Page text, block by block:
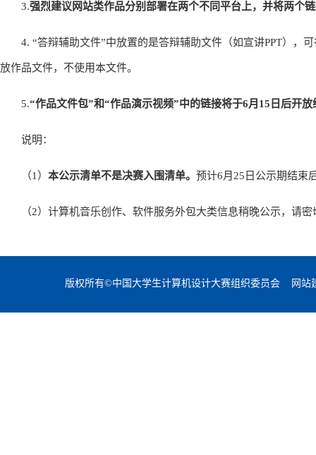
3.强烈建议网站类作品分别部署在两个不同平台上，并将两个
4. “答辩辅助文件”中放置的是答辩辅助文件（如宣讲PPT），
放作品文件，不使用本文件。
5.“作品文件包”和“作品演示视频”中的链接将于6月15日后开
说明：
（1） 本公示清单不是决赛入围清单。 预计6月25日公示期结束
（2）计算机音乐创作、软件服务外包大类信息稍晚公示，请
版权所有©中国大学生计算机设计大赛组织委员会 网站